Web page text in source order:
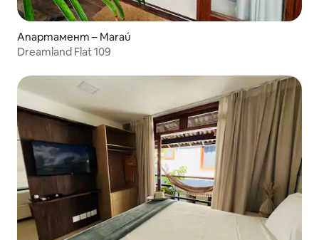
Апартамент – Maraú
Dreamland Flat 109